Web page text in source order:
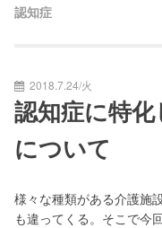
認知症
2018.7.24/火
認知症に特
について
様々な種類がある介護施
も違ってくる。そこで今